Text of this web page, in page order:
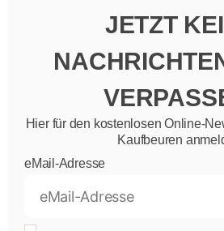
JETZT
Hier für den kostenlosen Online-
Kaufbeuren
eMail-Adresse